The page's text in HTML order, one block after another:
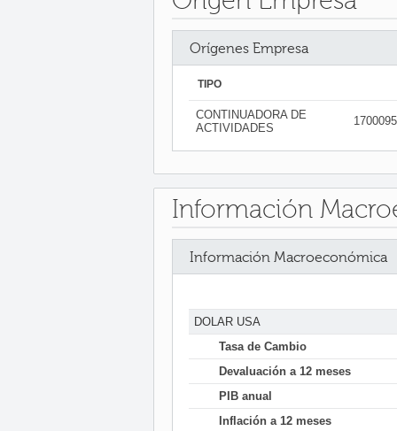
Orígenes Empresa
TIPO
CONTINUADORA DE
ACTIVIDADES
Información
Información Macroeconómica
DOLAR USA
Tasa de Cambio
Devaluación a 12 meses
PIB anual
Inflación a 12 meses